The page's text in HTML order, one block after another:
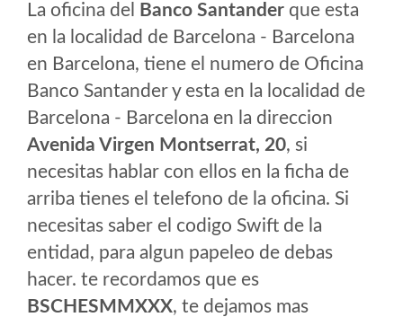
La oficina del Banco Santander que esta
en la localidad de Barcelona - Barcelona
en Barcelona, tiene el numero de Oficina
Banco Santander y esta en la localidad de
Barcelona - Barcelona en la direccion
Avenida Virgen Montserrat, 20, si
necesitas hablar con ellos en la ficha de
arriba tienes el telefono de la oficina. Si
necesitas saber el codigo Swift de la
entidad, para algun papeleo de debas
hacer. te recordamos que es
BSCHESMMXXX, te dejamos mas